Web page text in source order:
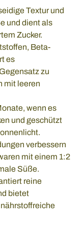
Textur und
und dient als
Zucker.
Beta-
es
zu
mit leeren
wenn es
und geschützt
verbessern
mit einem 1:2
Süße.
reine
bietet